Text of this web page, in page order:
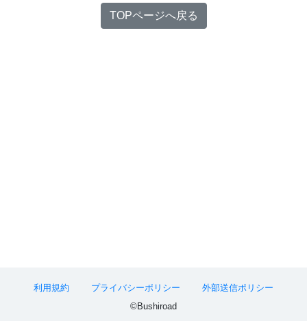
TOPページへ戻る
利用規約 プライバシーポリシー
外部送信ポリシー
©Bushiroad